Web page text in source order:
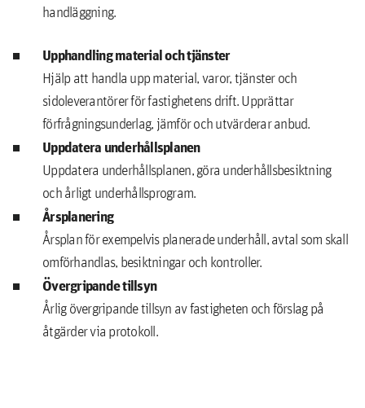
handläggning.
Upphandling material och tjänster
Hjälp att handla upp material, varor, tjänster och
sidoleverantörer för fastighetens drift. Upprättar
förfrågningsunderlag, jämför och utvärderar anbud.
Uppdatera underhållsplanen
Uppdatera underhållsplanen, göra underhållsbesiktning
och årligt underhållsprogram.
Årsplanering
Årsplan för exempelvis planerade underhåll, avtal som skall
omförhandlas, besiktningar och kontroller.
Övergripande tillsyn
Årlig övergripande tillsyn av fastigheten och förslag på
åtgärder via protokoll.